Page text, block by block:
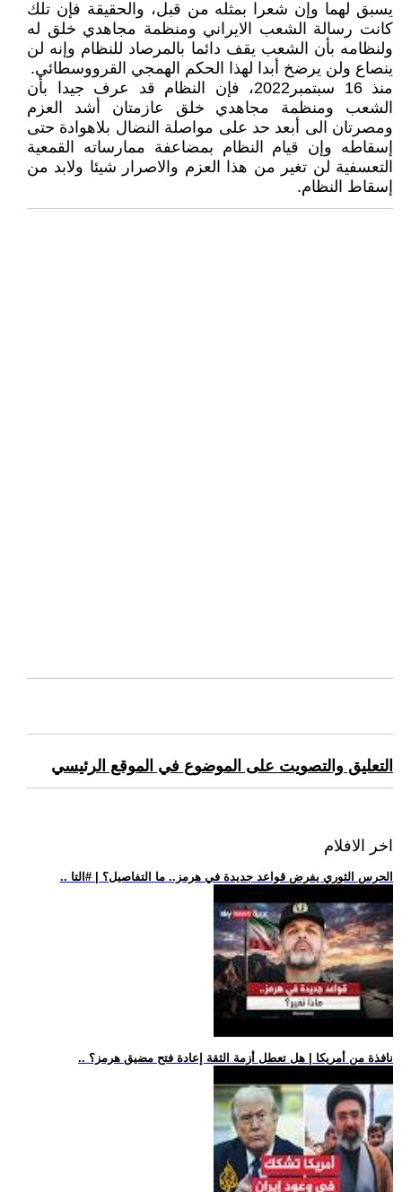
يسبق لهما وإن شعرا بمثله من قبل، والحقيقة فإن تلك
کانت رسالة الشعب الايراني ومنظمة مجاهدي خلق له
ولنظامه بأن الشعب يقف دائما بالمرصاد للنظام وإنه لن
ينصاع ولن يرضخ أبدا لهذا الحکم الهمجي القرووسطائي.
منذ 16 سبتمبر2022، فإن النظام قد عرف جيدا بأن
الشعب ومنظمة مجاهدي خلق عازمتان أشد العزم
ومصرتان الى أبعد حد على مواصلة النضال بلاهوادة حتى
إسقاطه وإن قيام النظام بمضاعفة ممارساته القمعية
التعسفية لن تغير من هذا العزم والاصرار شيئا ولابد من
إسقاط النظام.
التعليق والتصويت على الموضوع في الموقع الرئيسي
اخر الافلام
.. الحرس الثوري يفرض قواعد جديدة في هرمز.. ما التفاصيل؟ | #التا
.. نافذة من أمريكا | هل تعطل أزمة الثقة إعادة فتح مضيق هرمز؟